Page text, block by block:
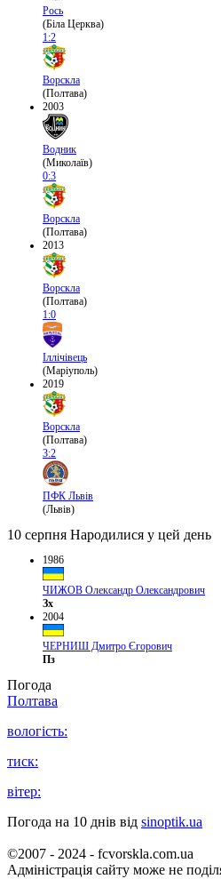
Рось
(Біла Церква)
1:2
Ворскла
(Полтава)
2003
Водник
(Миколаїв)
0:3
Ворскла
(Полтава)
2013
Ворскла
(Полтава)
1:0
Іллічівець
(Маріуполь)
2019
Ворскла
(Полтава)
3:2
ПФК Львів
(Львів)
10 серпня Народилися у цей день
1986
ЧИЖОВ Олександр Олександрович
Зх
2004
ЧЕРНИШ Дмитро Єгорович
Пз
Погода
Полтава
вологість:
тиск:
вітер:
Погода на 10 днів від sinoptik.ua
©2007 - 2024 - fcvorskla.com.ua
Адміністрація сайту може не